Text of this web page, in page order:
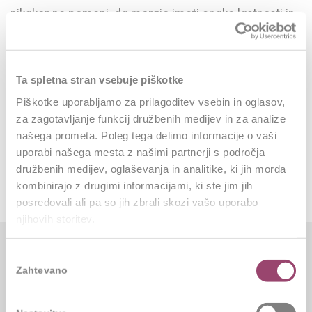
Ta spletna stran vsebuje piškotke
Piškotke uporabljamo za prilagoditev vsebin in oglasov,
za zagotavljanje funkcij družbenih medijev in za analize
našega prometa. Poleg tega delimo informacije o vaši
uporabi našega mesta z našimi partnerji s področja
družbenih medijev, oglaševanja in analitike, ki jih morda
kombinirajo z drugimi informacijami, ki ste jim jih
posredovali ali pa so jih zbrali skozi vašo uporabo
soglasja
Zahtevano
nikakor ne pomeni, da morajo imeti enake lastnosti in
kompetence kot mi. Zelo težko je stopiti iz teh
okvirjem, a je izjemno koristno. Ključno je, da za vsako
lastnosti, ki jih oseba mora imeti za odlično opravljanje
svojega dela. In to je tisto, kar resnično šteje.
L.S.